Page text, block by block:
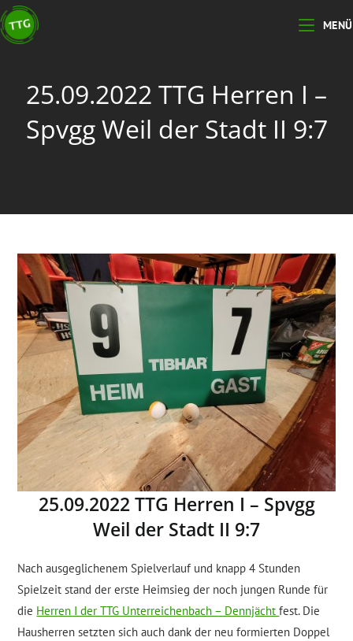
Zum
Inhalt
springen
MENÜ
25.09.2022 TTG Herren I –
Spvgg Weil der Stadt II 9:7
25.09.2022 TTG Herren I – Spvgg
Weil der Stadt II 9:7
Nach ausgeglichenem Spielverlauf und knapp 4 Stunden
Spielzeit stand der erste Heimsieg der noch jungen Runde für
die Herren I der TTG Unterreichenbach – Dennjächtfest. Die
Hausherren setzten sich auch dank der neu formierten Doppel